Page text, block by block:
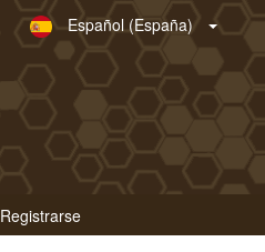
Español (España)
Registrarse